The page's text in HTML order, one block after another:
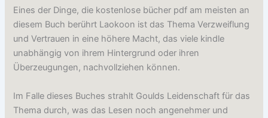
Eines der Dinge, die kostenlose bücher pdf am meisten an
diesem Buch berührt Laokoon ist das Thema Verzweiflung
und Vertrauen in eine höhere Macht, das viele kindle
unabhängig von ihrem Hintergrund oder ihren
Überzeugungen, nachvollziehen können.
Im Falle dieses Buches strahlt Goulds Leidenschaft für das
Thema durch, was das Lesen noch angenehmer und